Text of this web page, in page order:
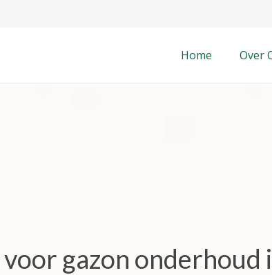
Home Over
gazon onderhoud